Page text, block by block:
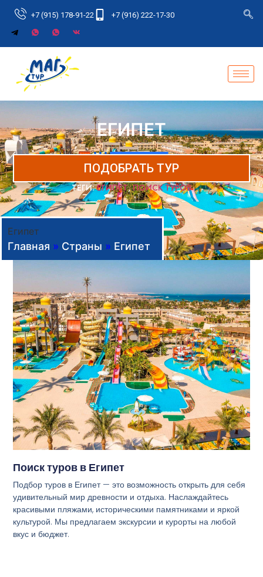
+7 (915) 178-91-22 +7 (916) 222-17-30
ЕГИПЕТ
ПОДОБРАТЬ ТУР
ТЕГИ:ЕГИПЕТ,ПОИСК ТУРОВ
Египет
Главная » Страны » Египет
Поиск туров в Египет
Подбор туров в Египет — это возможность открыть для себя
удивительный мир древности и отдыха. Наслаждайтесь
красивыми пляжами, историческими памятниками и яркой
культурой. Мы предлагаем экскурсии и курорты на любой
вкус и бюджет.